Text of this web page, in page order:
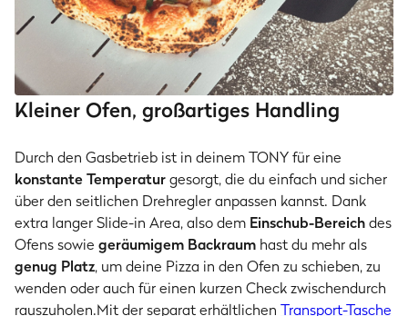
Kleiner Ofen, großartiges Handling
Durch den Gasbetrieb ist in deinem TONY für eine
konstante Temperaturgesorgt, die du einfach und sicher
über den seitlichen Drehregler anpassen kannst. Dank
extra langer Slide-in Area, also dem Einschub-Bereichdes
Ofens sowie geräumigem Backraum hast du mehr als
genug Platz, um deine Pizza in den Ofen zu schieben, zu
wenden oder auch für einen kurzen Check zwischendurch
rauszuholen.Mit der separat erhältlichen Transport-Tasche